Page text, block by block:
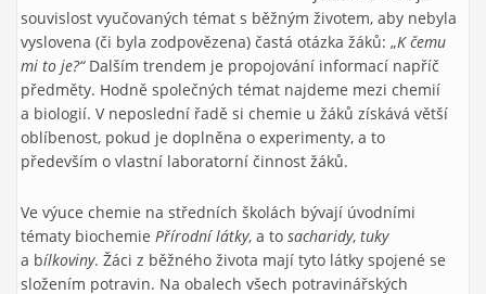
souvislost vyučovaných témat s běžným životem, aby nebyla
vyslovena (či byla zodpovězena) častá otázka žáků: „K čemu
mi to je?“Dalším trendem je propojování informací napříč
předměty. Hodně společných témat najdeme mezi chemií
a biologií. V neposlední řadě si chemie u žáků získává větší
oblíbenost, pokud je doplněna o experimenty, a to
především o vlastní laboratorní činnost žáků.
Ve výuce chemie na středních školách bývají úvodními
tématy biochemie Přírodní látky, a to sacharidy, tuky
a bílkoviny. Žáci z běžného života mají tyto látky spojené se
složením potravin. Na obalech všech potravinářských